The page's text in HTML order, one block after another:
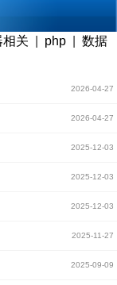
相关 php
数据
2026-04-27
2026-04-27
2025-12-03
2025-12-03
2025-12-03
2025-11-27
2025-09-09